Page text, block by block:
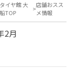
タイヤ館 大
船TOP
店舗おスス
メ情報
2月